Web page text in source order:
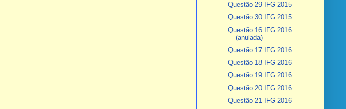
Questão 29 IFG 2015
Questão 30 IFG 2015
Questão 16 IFG 2016
(anulada)
Questão 17 IFG 2016
Questão 18 IFG 2016
Questão 19 IFG 2016
Questão 20 IFG 2016
Questão 21 IFG 2016